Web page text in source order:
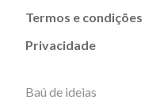
Termos e condições
Privacidade
Baú de ideias